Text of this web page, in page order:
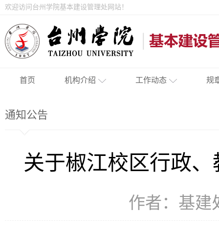
欢迎访问台州学院基本建设管理处网站！
首页 机构介绍 工作动态 规
通知公告
关于椒江校区行政
作者：基建